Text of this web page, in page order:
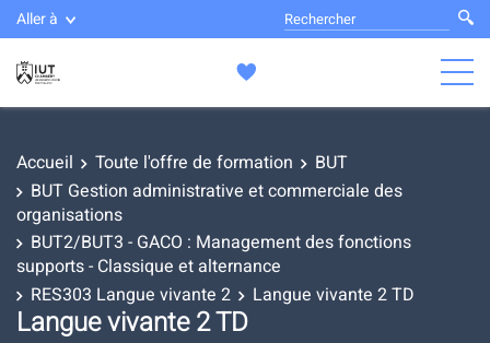
Aller à
Accueil Toute l'offre de formation
BUT
BUT Gestion administrative et commerciale des
organisations
BUT2/BUT3 - GACO : Management des fonctions
supports - Classique et alternance
RES303 Langue vivante 2
Langue vivante 2 TD
Langue vivante 2 TD